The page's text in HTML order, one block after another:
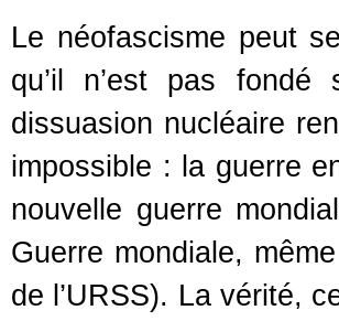
Le néofascisme peut
qu’il n’est pas
dissuasion nucléaire
impossible : la guerre
nouvelle guerre
Guerre mondiale,
de l’URSS). La vérité,